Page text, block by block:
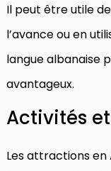
Il peut être utile
l’avance ou en
langue albanaise
avantageux.
Activités
Les attractions